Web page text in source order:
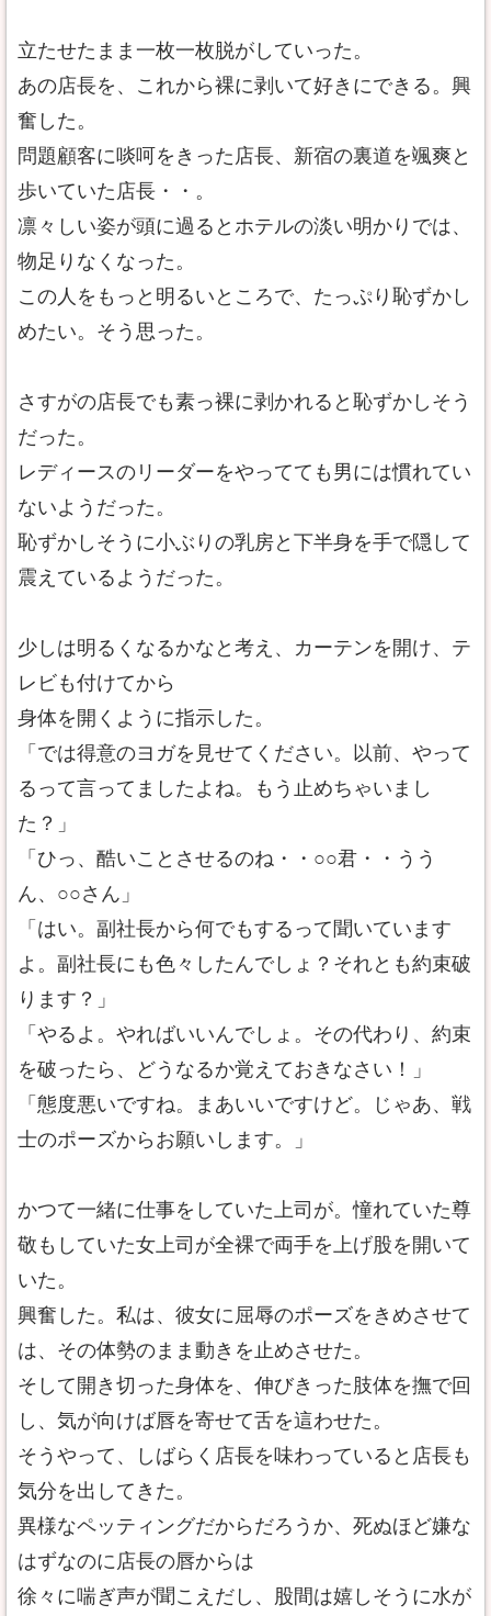
立たせたまま一枚一枚脱がしていった。
あの店長を、これから裸に剥いて好きにできる。興
奮した。
問題顧客に啖呵をきった店長、新宿の裏道を颯爽と
歩いていた店長・・。
凛々しい姿が頭に過るとホテルの淡い明かりでは、
物足りなくなった。
この人をもっと明るいところで、たっぷり恥ずかし
めたい。そう思った。
さすがの店長でも素っ裸に剥かれると恥ずかしそう
だった。
レディースのリーダーをやってても男には慣れてい
ないようだった。
恥ずかしそうに小ぶりの乳房と下半身を手で隠して
震えているようだった。
少しは明るくなるかなと考え、カーテンを開け、テ
レビも付けてから
身体を開くように指示した。
「では得意のヨガを見せてください。以前、やって
るって言ってましたよね。もう止めちゃいまし
た？」
「ひっ、酷いことさせるのね・・○○君・・うう
ん、○○さん」
「はい。副社長から何でもするって聞いています
よ。副社長にも色々したんでしょ？それとも約束破
ります？」
「やるよ。やればいいんでしょ。その代わり、約束
を破ったら、どうなるか覚えておきなさい！」
「態度悪いですね。まあいいですけど。じゃあ、戦
士のポーズからお願いします。」
かつて一緒に仕事をしていた上司が。憧れていた尊
敬もしていた女上司が全裸で両手を上げ股を開いて
いた。
興奮した。私は、彼女に屈辱のポーズをきめさせて
は、その体勢のまま動きを止めさせた。
そして開き切った身体を、伸びきった肢体を撫で回
し、気が向けば唇を寄せて舌を這わせた。
そうやって、しばらく店長を味わっていると店長も
気分を出してきた。
異様なペッティングだからだろうか、死ぬほど嫌な
はずなのに店長の唇からは
徐々に喘ぎ声が聞こえだし、股間は嬉しそうに水が